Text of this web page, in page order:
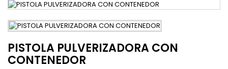
PISTOLA PULVERIZADORA CON
CONTENEDOR